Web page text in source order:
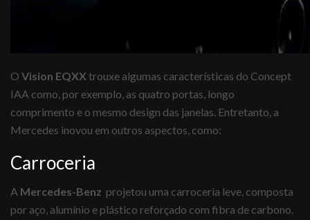
O Vision EQXX trouxe algumas características do Concept
IAA como, por exemplo, as quatro portas, longo
comprimento e o mesmo design das janelas. Entretanto, a
Mercedes inovou em outros aspectos, como:
Carroceria
A Mercedes-Benz projetou uma carroceria leve, composta
por aço, alumínio e plástico reforçado com fibra de carbono.